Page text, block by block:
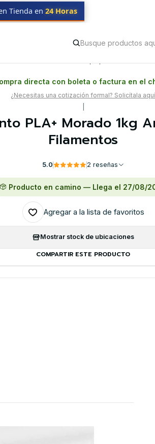
Tienda en 24 Horas
directa con boleta o factura en el
¿Necesitas una cotización formal? Solicítala aquí
PLA+ Morado 1kg
Filamentos
5.0 2 reseñas
Producto en camino — Llega el 27/08/
Agregar a la lista de favoritos
Mostrar stock de ubicaciones
COMPARTIR ESTE PRODUCTO